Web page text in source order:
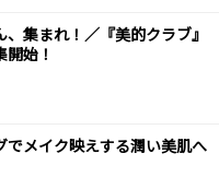
集まれ！／『美的クラブ』
始！
でメイク映えする潤い美肌へ